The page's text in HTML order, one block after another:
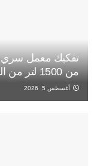
تفكيك معمل سري
من 1500 لتر من المسكرات
أغسطس 5, 2026